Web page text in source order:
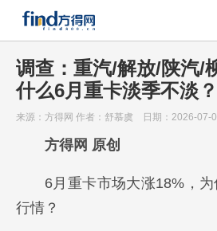
调查：重汽/解放/陕汽/
什么6月重卡淡季不淡？
来源：方得网 作者：舒慕虞 日期：2026-07-
方得网 原创
6月重卡市场大涨18%，为
行情？